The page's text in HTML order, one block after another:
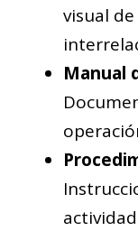
visual
Manual